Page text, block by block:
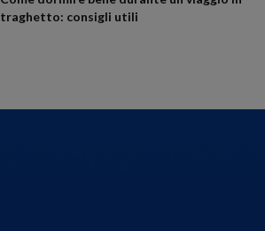
traghetto: consigli utili